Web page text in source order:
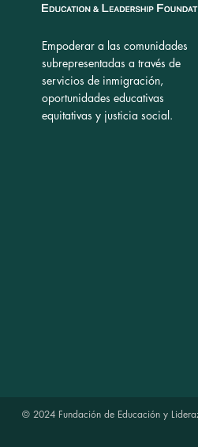
Empoderar a las comunidades
subrepresentadas a través de
servicios de inmigración,
oportunidades educativas
equitativas y justicia social.
© 2024 Fundación de Educación y